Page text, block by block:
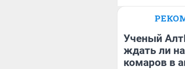
Наталья
деньги
Ученый
ждать ли
комаров в